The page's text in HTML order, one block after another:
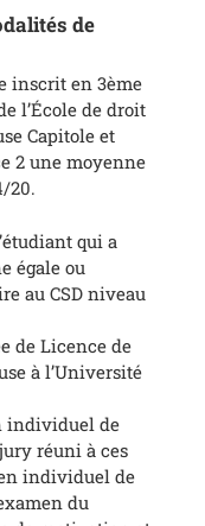
de
inscrit en 3ème
l’École de droit
Capitole et
2 une moyenne
20.
qui a
égale ou
au CSD niveau
de Licence de
à l’Université
individuel de
réuni à ces
individuel de
du